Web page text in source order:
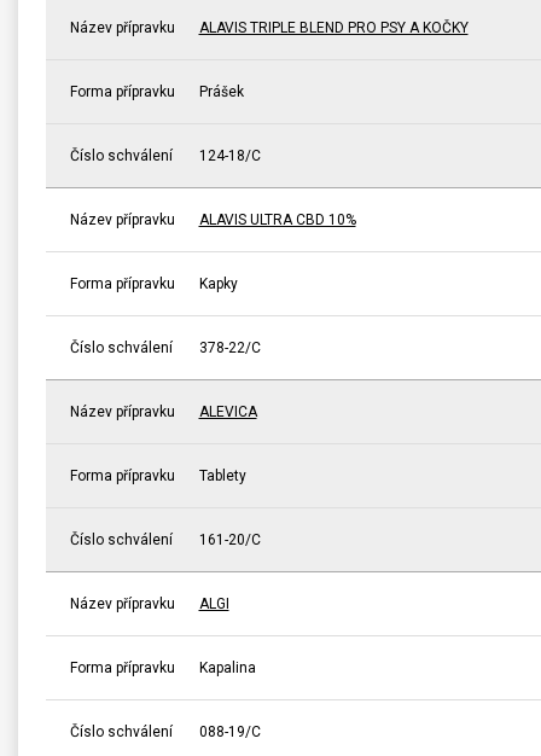
Název přípravku ALAVIS TRIPLE BLEND PRO PSY A KOČKY
Forma přípravku Prášek
Číslo schválení 124-18/C
Název přípravku ALAVIS ULTRA CBD 10%
Forma přípravku Kapky
Číslo schválení 378-22/C
Název přípravku ALEVICA
Forma přípravku Tablety
Číslo schválení 161-20/C
Název přípravku ALGI
Forma přípravku Kapalina
Číslo schválení 088-19/C